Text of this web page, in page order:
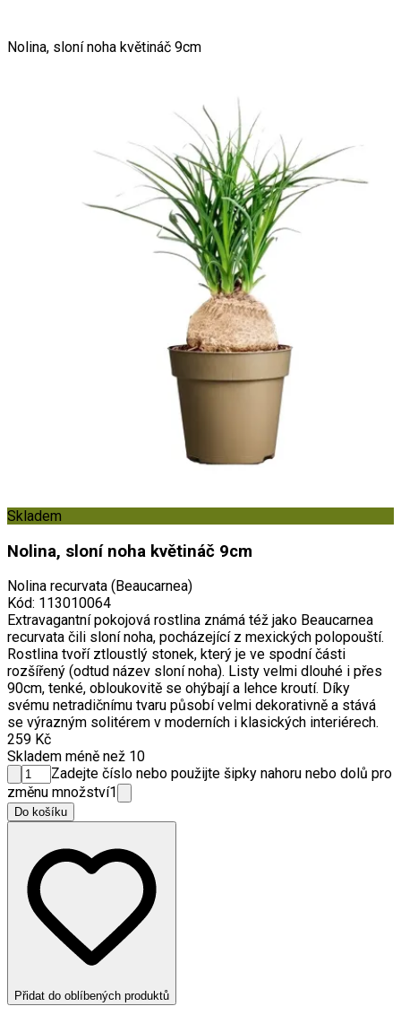
Nolina, sloní noha květináč 9cm
Skladem
Nolina, sloní noha květináč 9cm
Nolina recurvata (Beaucarnea)
Kód: 113010064
Extravagantní pokojová rostlina známá též jako Beaucarnea
recurvata čili sloní noha, pocházející z mexických polopouští.
Rostlina tvoří ztloustlý stonek, který je ve spodní části
rozšířený (odtud název sloní noha). Listy velmi dlouhé i přes
90cm, tenké, obloukovitě se ohýbají a lehce kroutí. Díky
svému netradičnímu tvaru působí velmi dekorativně a stává
se výrazným solitérem v moderních i klasických interiérech.
259 Kč
Skladem méně než 10
Zadejte číslo nebo použijte šipky nahoru nebo dolů pro
změnu množství1
Do košíku
Přidat do oblíbených produktů